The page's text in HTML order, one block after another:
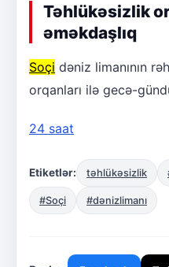
Təhlükəsizlik
əməkdaşlıq
Soçi dəniz limanının
orqanları ilə gecə-
24 saat
Etiketlər: təhlükəsizlik
#Soçi #dənizlimanı